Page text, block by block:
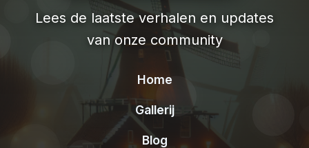
Lees de laatste verhalen en updates
van onze community
Home
Gallerij
Blog